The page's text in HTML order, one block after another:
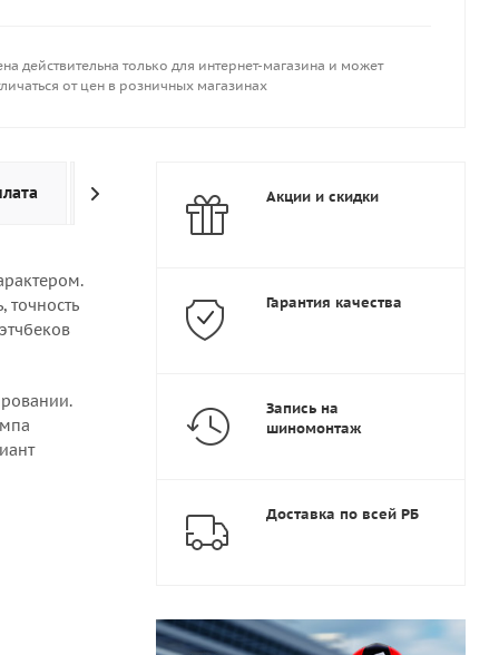
действительна только для интернет-магазина и может
от цен в розничных магазинах
Дополнительно
точность
Акции и скидки
Гарантия качества
Запись на
шиномонтаж
Доставка по всей РБ